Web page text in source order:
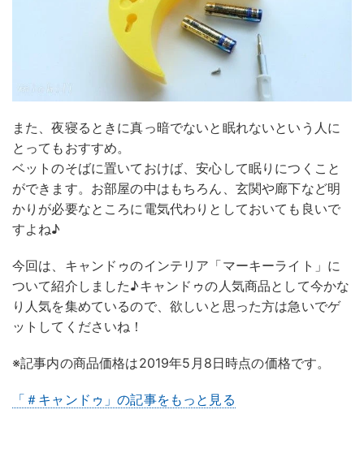
また、夜寝るときに真っ暗でないと眠れないという人に
とってもおすすめ。
ベットのそばに置いておけば、安心して眠りにつくこと
ができます。お部屋の中はもちろん、玄関や廊下など明
かりが必要なところに電気代わりとしておいても良いで
すよね♪
今回は、キャンドゥのインテリア「マーキーライト」に
ついて紹介しました♪キャンドゥの人気商品として今かな
り人気を集めているので、欲しいと思った方は急いでゲ
ットしてくださいね！
※記事内の商品価格は2019年5月8日時点の価格です。
「＃キャンドゥ」の記事をもっと見る